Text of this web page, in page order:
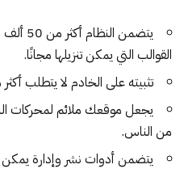
يتضمن
القوالب التي يمكن تنزيلها مجانًا.
تثبيته على الخادم لا يتطلب أكثر من 5
يجعل موقعك ملائم لمحركات
من الناس.
يتضمن أدوات نشر وإدارة